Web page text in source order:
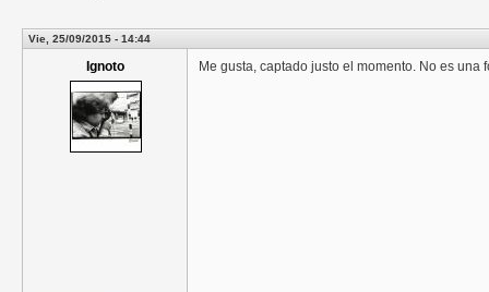
Vie, 25/09/2015 - 14:44
Ignoto Me gusta, captado justo el momento. No es